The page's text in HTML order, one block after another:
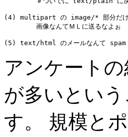
(4) multipart の image/* 部分だけ
(5) text/html のメールなんて spam
アンケート
が多いとい
す。 規模と